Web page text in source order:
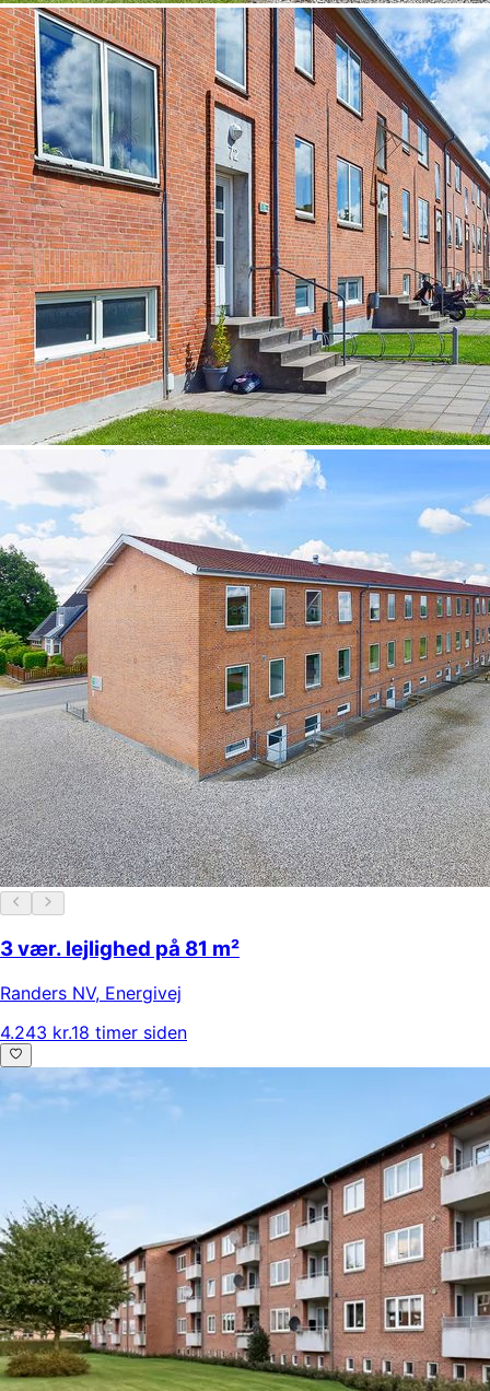
3 vær. lejlighed på 81 m²
Randers NV, Energivej
4.243 kr.18 timer siden